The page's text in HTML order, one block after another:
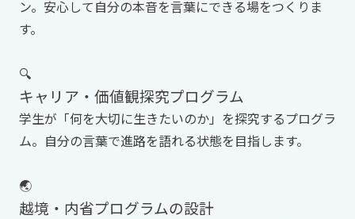
ン。安心して自分の本音を言葉にできる場をつくりま
す。
🔍
キャリア・価値観探究プログラム
学生が「何を大切に生きたいのか」を探究するプログラ
ム。自分の言葉で進路を語れる状態を目指します。
🌏
越境・内省プログラムの設計